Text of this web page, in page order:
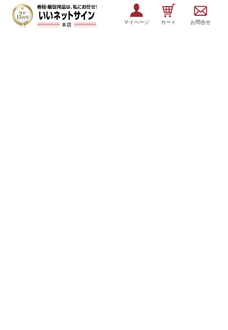
マイページ カート お問合せ